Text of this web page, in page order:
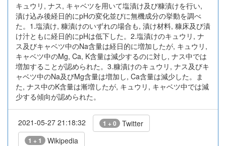
キュウリ, ナス, キャベツを用いて塩漬け及び糠漬けを行い,
漬け込み後経日的にpHの変化並びに無機成分の挙動を調べ
た。1.塩漬け, 糠漬けのいずれの場合も, 漬け材料, 糠床及び漬
け汁ともに経日的にpHは低下した。2.塩漬けのキュウリ, ナ
ス及びキャベツ中のNa含量は経日的に増加したが, キュウリ,
キャベツ中のMg, Ca, K含量は減少するのに対し, ナス中では
増加することが認められた。3.糠漬けのキュウリ, ナス及びキ
ャベツ中のNa及びMg含量は増加し, Ca含量は減少した。ま
た, ナス中のK含量は漸増したが, キュウリ, キャベツ中では減
少する傾向が認められた。
2021-05-27 21:18:32 1 + 0 Twitter
1 + 1 Wikipedia